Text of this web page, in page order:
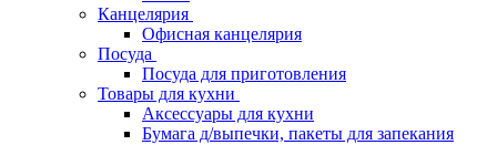
Канцелярия
Офисная канцелярия
Посуда
Посуда для приготовления
Товары для кухни
Аксессуары для кухни
Бумага д/выпечки, пакеты для запекания